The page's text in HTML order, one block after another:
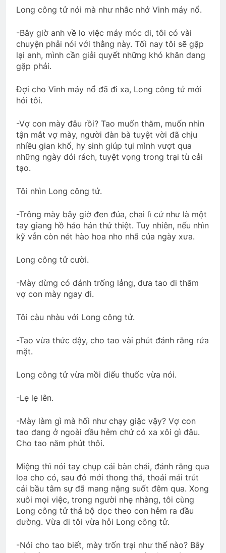
Xuân tươi
2 Years Ago
CTBCTY Tập IV Kết
3 Years Ago
LỜI CON KHẨN CẦU (Rabindranath
Tagore)
Sống trong hào khí
3 Years Ago
Website Đại Hội VBTC 2026
Xuân Đã Về
2 Years Ago
SVSQ Hà Trinh Tiết (Khóa 29)
CSVSQ Nguyễn Văn Vĩnh K19
Cựu SVSQ Nguyễn Văn Hậu K16
Mừng ĐHĐKVBTC 2024
3 Years Ago
3 Years Ago
Long công tử nói mà như nhắc nhở Vinh máy nổ.
-Bây giờ anh về lo việc máy móc đi, tôi có vài
chuyện phải nói với thằng này. Tối nay tôi sẽ gặp
lại anh, mình cần giải quyết những khó khăn đang
gặp phải.
Đợi cho Vinh máy nổ đã đi xa, Long công tử mới
hỏi tôi.
-Vợ con mày đâu rồi? Tao muốn thăm, muốn nhìn
tận mắt vợ mày, người đàn bà tuyệt vời đã chịu
nhiều gian khổ, hy sinh giúp tụi mình vượt qua
những ngày đói rách, tuyệt vọng trong trại tù cải
tạo.
Tôi nhìn Long công tử.
-Trông mày bây giờ đen đúa, chai lì cứ như là một
tay giang hồ hảo hán thứ thiệt. Tuy nhiên, nếu nhìn
kỹ vẫn còn nét hào hoa nho nhã của ngày xưa.
Long công tử cười.
-Mày đừng có đánh trống lảng, đưa tao đi thăm
vợ con mày ngay đi.
Tôi càu nhàu với Long công tử.
-Tao vừa thức dậy, cho tao vài phút đánh răng rửa
mặt.
Long công tử vừa mồi điếu thuốc vừa nói.
-Lẹ lẹ lên.
-Mày làm gì mà hối như chạy giặc vậy? Vợ con
tao đang ở ngoài đầu hẻm chứ có xa xôi gì đâu.
Cho tao năm phút thôi.
Miệng thì nói tay chụp cái bàn chải, đánh răng qua
loa cho có, sau đó mới thong thả, thoải mái trút
cái bầu tâm sự đã mang nặng suốt đêm qua. Xong
xuôi mọi việc, trong người nhẹ nhàng, tôi cùng
Long công tử thả bộ dọc theo con hẻm ra đầu
đường. Vừa đi tôi vừa hỏi Long công tử.
-Nói cho tao biết, mày trốn trại như thế nào? Bây